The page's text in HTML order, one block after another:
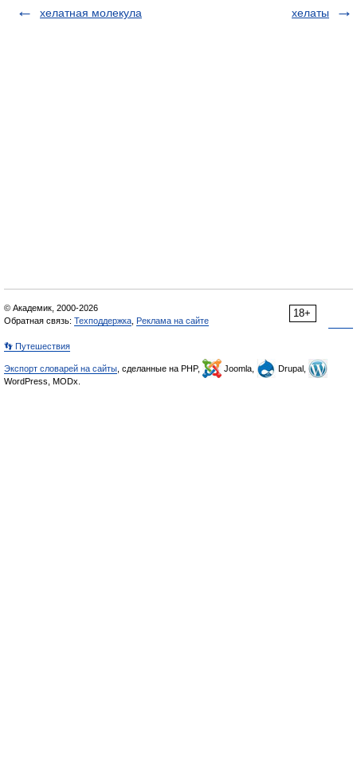
хелатная молекула
хелаты
18+
© Академик, 2000-2026
Обратная связь: Техподдержка Реклама на сайте
👣 Путешествия
Экспорт словарей на сайты , сделанные на PHP, Joomla,
Drupal,
WordPress, MODx.